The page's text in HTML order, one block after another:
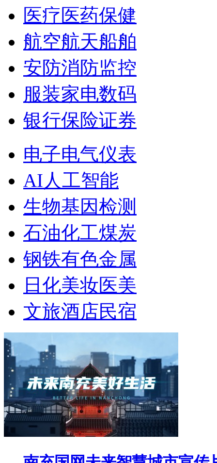
医疗医药保健
航空航天船舶
安防消防监控
服装家电数码
银行保险证券
电子电气仪表
AI人工智能
生物基因检测
石油化工煤炭
钢铁有色金属
日化美妆医美
文旅酒店民宿